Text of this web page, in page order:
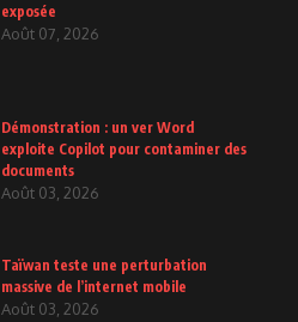
exposée
Août 07, 2026
Démonstration : un ver Word
exploite Copilot pour contaminer des
documents
Août 03, 2026
Taïwan teste une perturbation
massive de l’internet mobile
Août 03, 2026